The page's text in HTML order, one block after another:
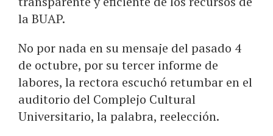
la BUAP.
No por nada en su mensaje del pasado 4
de octubre, por su tercer informe de
labores, la rectora escuchó retumbar en el
auditorio del Complejo Cultural
Universitario, la palabra, reelección.